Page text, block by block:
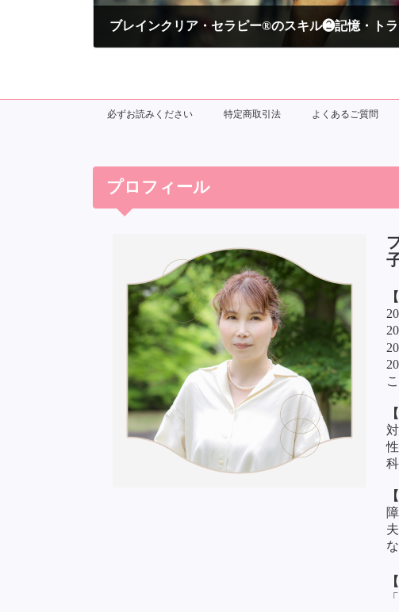
ブレインクリア・セラピー®のスキル❷記憶・ト
必ずお読みください 特定商取引法 よくあるご質問
プロフィール